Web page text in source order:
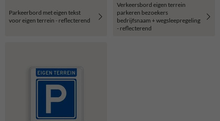
Parkeerbord met eigen tekst
voor eigen terrein - reflecterend
Verkeersbord eigen terrein
parkeren bezoekers
bedrijfsnaam + wegsleepregeling
- reflecterend